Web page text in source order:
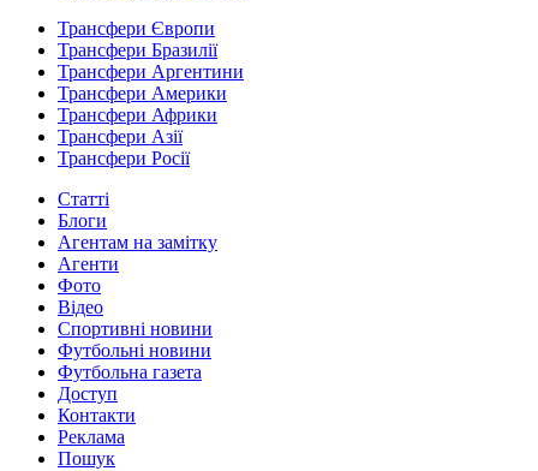
Трансфери Європи
Трансфери Бразилії
Трансфери Аргентини
Трансфери Америки
Трансфери Африки
Трансфери Азії
Трансфери Росії
Статті
Блоги
Агентам на замітку
Агенти
Фото
Відео
Спортивні новини
Футбольні новини
Футбольна газета
Доступ
Контакти
Реклама
Пошук